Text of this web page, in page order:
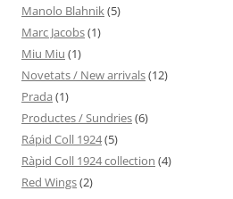
Manolo Blahnik(5)
Marc Jacobs(1)
Miu Miu (1)
Novetats / New arrivals(12)
Prada (1)
Productes / Sundries(6)
Rápid Coll 1924(5)
Ràpid Coll 1924 collection (4)
Red Wings(2)